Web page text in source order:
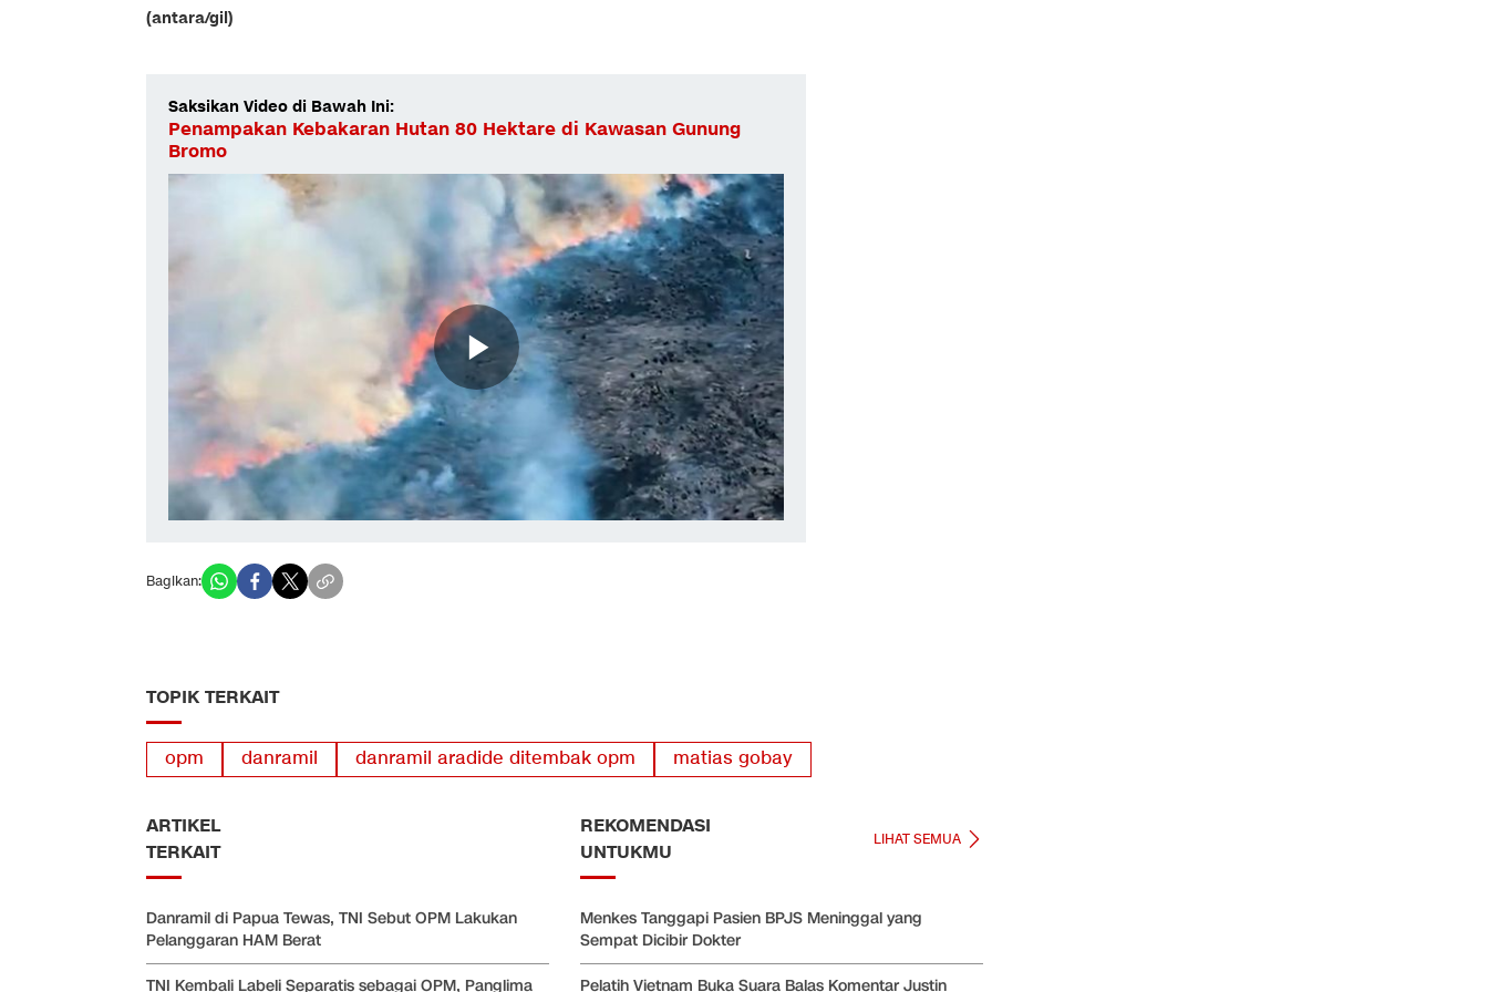
(antara/gil)
Saksikan Video di Bawah Ini:
Penampakan Kebakaran Hutan 80 Hektare di Kawasan Gunung
Bromo
Bagikan:
TOPIK TERKAIT
opm danramil danramil aradide ditembak opm matias gobay
ARTIKEL
TERKAIT
Danramil di Papua Tewas, TNI Sebut OPM Lakukan
Pelanggaran HAM Berat
TNI Kembali Labeli Separatis sebagai OPM, Panglima
REKOMENDASI
UNTUKMU
LIHAT SEMUA
Menkes Tanggapi Pasien BPJS Meninggal yang
Sempat Dicibir Dokter
Pelatih Vietnam Buka Suara Balas Komentar Justin